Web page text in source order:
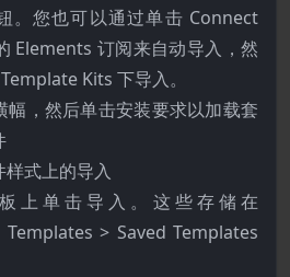
。您也可以通过单击 Connect
Elements 订阅来自动导入，然
Kits 下导入。
幅，然后单击安装要求以加载套
式上的导入
上单击导入。这些存储在
> Saved Templates